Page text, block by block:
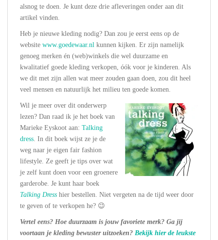
alsnog te doen. Je kunt deze drie afleveringen onder aan dit
artikel vinden.
Heb je nieuwe kleding nodig? Dan zou je eerst eens op de
website www.goedewaar.nl kunnen kijken. Er zijn namelijk
genoeg merken én (web)winkels die wel duurzame en
kwalitatief goede kleding verkopen, óók voor je kinderen. Als
we dit met zijn allen wat meer zouden gaan doen, zou dit heel
veel mensen en natuurlijk het milieu ten goede komen.
Wil je meer over dit onderwerp
lezen? Dan raad ik je het boek van
Marieke Eyskoot aan: Talking
dress. In dit boek wijst ze je de
weg naar je eigen fair fashion
lifestyle. Ze geeft je tips over wat
je zelf kunt doen voor een groenere
garderobe. Je kunt haar boek
Talking Dress hier bestellen. Niet vergeten na de tijd weer door
te geven of te verkopen he? 😉
Vertel eens? Hoe duurzaam is jouw favoriete merk? Ga jij
voortaan je kleding bewuster uitzoeken? Bekijk hier de leukste